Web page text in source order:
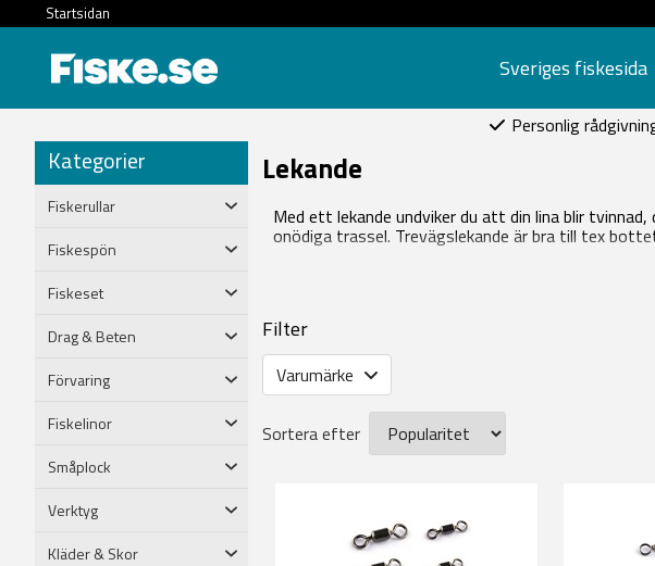
Startsidan
Sveriges fiskesida
Personlig
Kategorier
Fiskerullar
Fiskespön
Fiskeset
Drag & Beten
Förvaring
Fiskelinor
Småplock
Verktyg
Kläder & Skor
Lekande
Med ett lekande undviker du att din lina blir
onödiga trassel. Trevägslekande är bra till tex
Filter
Varumärke
Sortera efter